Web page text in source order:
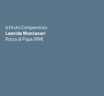
Istituto Comprensivo
Leonida Montanari
Rocca di Papa (RM)
— Visita la pagina iniziale della scuola